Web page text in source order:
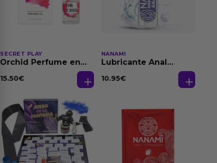
SECRET PLAY
Orchid Perfume en
Feromonas 20 ml
15.50€
NANAMI
Lubricante Anal
Dilatación Base Agua
10.95€